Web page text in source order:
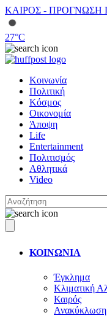
ΚΑΙΡΟΣ - ΠΡΟΓΝΩΣΗ
27°C
Κοινωνία
Πολιτική
Κόσμος
Οικονομία
Άποψη
Life
Entertainment
Πολιτισμός
Αθλητικά
Video
ΚΟΙΝΩΝΙΑ
Έγκλημα
Κλιματική
Καιρός
Ανακύκλωση